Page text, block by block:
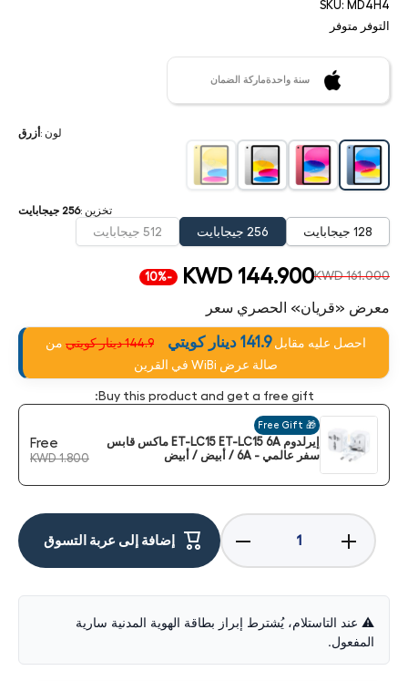
SKU: MD4H4
التوفر
متوفر
سنة واحدةماركة الضمان
لون : أزرق
تخزين :256 جيجابايت
128 جيجابايت 256 جيجابايت 512 جيجابايت
KWD 161.000
KWD 144.900
-10%
معرض «قريان» الحصري سعر
احصل عليه مقابل141.9 دينار كويتي 144.9 دينار كويتي
من
صالة عرض WiBi في القرين
Buy this product and get a free gift:
🎁 Free Gift
إيرلدوم ET-LC15 ET-LC15 6A ماكس قابس
سفر عالمي - 6A / أبيض / أبيض
Free
KWD 1.800
تخفيض
الكمية
لـايباد
الحادي
A16
(2025) /
256
زيادة
الكمية لـ
ابل ايباد
الحادي
A16
بوصة /
256
إضافة إلى عربة التسوق
⚠️ عند التاستلام، يُشترط إبراز بطاقة الهوية المدنية سارية
المفعول.